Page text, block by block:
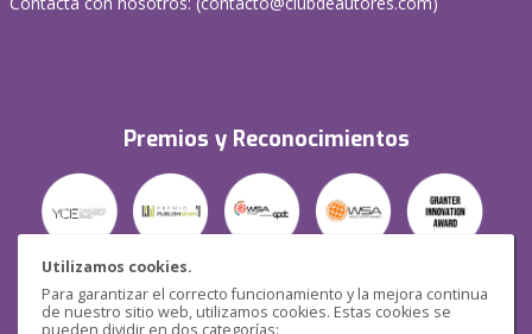
Utilizamos cookies.
Para garantizar el correcto funcionamiento y la mejora continua
de nuestro sitio web, utilizamos cookies. Estas cookies se
pueden dividir en dos categorías:
Premios y Reconocimientos
Seguridad